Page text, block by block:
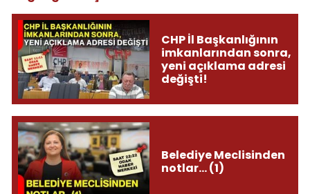
CHP İl Başkanlığının
imkanlarından sonra,
yeni açıklama adresi
değişti!
Belediye Meclisinden
notlar... (1)